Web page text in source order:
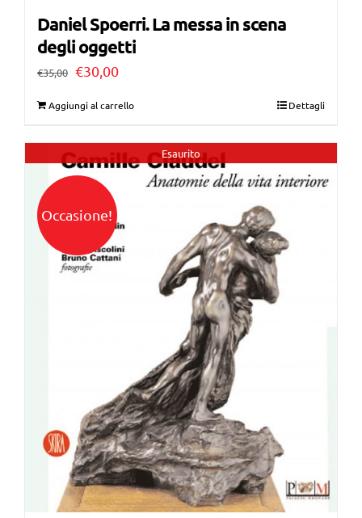
Daniel Spoerri. La messa in scena
degli oggetti
€35,00 Il
era:
€35,00.
€30,00Il
è:
€30,00.
Aggiungi al carrello Dettagli
Esaurito
Occasione!